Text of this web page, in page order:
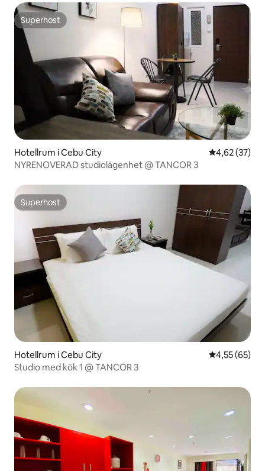
Superhost
Superhost
Hotellrum i Cebu City 4,62 av 5 i
4,62 (37)
NYRENOVERAD studiolägenhet @ TANCOR 3
Superhost
Superhost
Hotellrum i Cebu City 4,55 av 5 i
4,55 (65)
Studio med kök 1 @ TANCOR 3